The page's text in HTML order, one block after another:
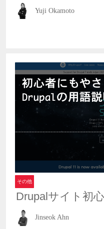
Yuji Okamoto
その他
Drupalサイト初
Jinseok Ahn